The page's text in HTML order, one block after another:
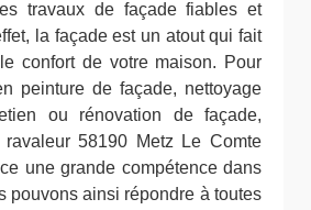
travaux de façade fiables et
la façade est un atout qui fait
confort de votre maison. Pour
peinture de façade, nettoyage
ou rénovation de façade,
58190 Metz Le Comte
une grande compétence dans
pouvons ainsi répondre à toutes